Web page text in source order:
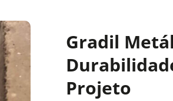
Gradil
Projeto